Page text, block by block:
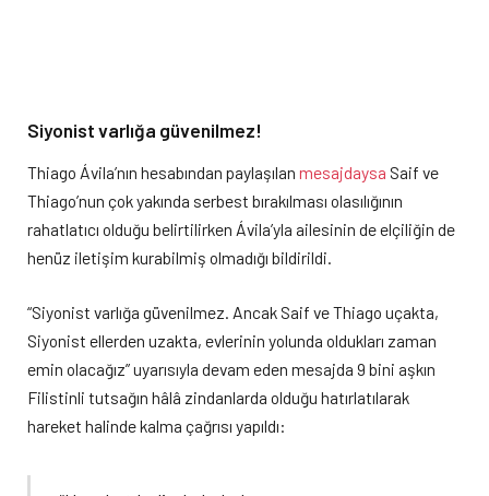
Siyonist varlığa güvenilmez!
Thiago Ávila’nın hesabından paylaşılan mesajdaysa Saif ve
Thiago’nun çok yakında serbest bırakılması olasılığının
rahatlatıcı olduğu belirtilirken Ávila’yla ailesinin de elçiliğin de
henüz iletişim kurabilmiş olmadığı bildirildi.
“Siyonist varlığa güvenilmez. Ancak Saif ve Thiago uçakta,
Siyonist ellerden uzakta, evlerinin yolunda oldukları zaman
emin olacağız” uyarısıyla devam eden mesajda 9 bini aşkın
Filistinli tutsağın hâlâ zindanlarda olduğu hatırlatılarak
hareket halinde kalma çağrısı yapıldı: